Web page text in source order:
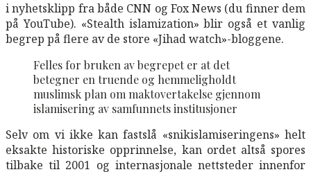
i nyhetsklipp fra både CNN og Fox News (du finner dem
på YouTube). «Stealth islamization» blir også et vanlig
begrep på flere av de store «Jihad watch»-bloggene.
Felles for bruken av begrepet er at det
betegner en truende og hemmeligholdt
muslimsk plan om maktovertakelse gjennom
islamisering av samfunnets institusjoner
Selv om vi ikke kan fastslå «snikislamiseringens» helt
eksakte historiske opprinnelse, kan ordet altså spores
tilbake til 2001 og internasjonale nettsteder innenfor